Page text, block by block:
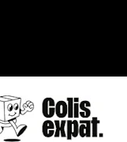
Servicios